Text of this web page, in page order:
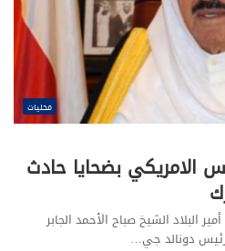
محليات
الامريكي بضحايا حادث
الشيخ صباح الأحمد الجابر
دونالد جي…